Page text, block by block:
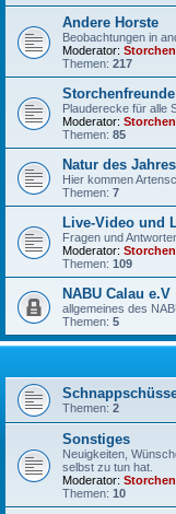
Andere Horste
Beobachtungen in
Moderator:
Themen: 217
Storchenfreunde
Plauderecke für alle
Moderator:
Themen: 85
Natur des Jahres
Hier kommen
Themen: 7
Live-Video und
Fragen und
Moderator:
Themen: 109
NABU Calau e.V
allgemeines des
Themen: 5
Themen: 2
Sonstiges
Neuigkeiten,
selbst zu tun hat.
Moderator:
Themen: 10